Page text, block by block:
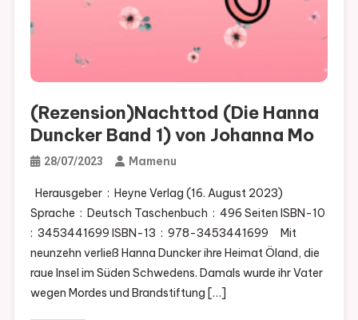
(Rezension)Nachttod (Die Hanna
Duncker Band 1) von Johanna Mo
28/07/2023 Mamenu
Herausgeber ‏ : ‎ Heyne Verlag (16. August 2023)
Sprache ‏ : ‎ Deutsch Taschenbuch ‏ : ‎ 496 Seiten ISBN-10 ‏
: ‎ 3453441699 ISBN-13 ‏ : ‎ 978-3453441699 Mit
neunzehn verließ Hanna Duncker ihre Heimat Öland, die
raue Insel im Süden Schwedens. Damals wurde ihr Vater
wegen Mordes und Brandstiftung […]